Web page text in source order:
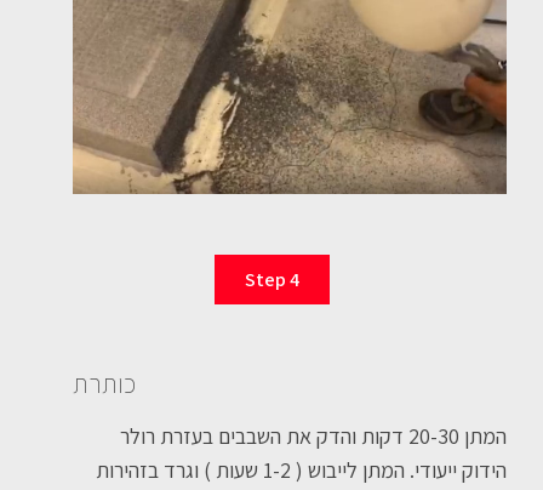
Step 4
כותרת
המתן 20-30 דקות והדק את השבבים בעזרת רולר
הידוק ייעודי. המתן לייבוש ( 1-2 שעות ) וגרד בזהירות